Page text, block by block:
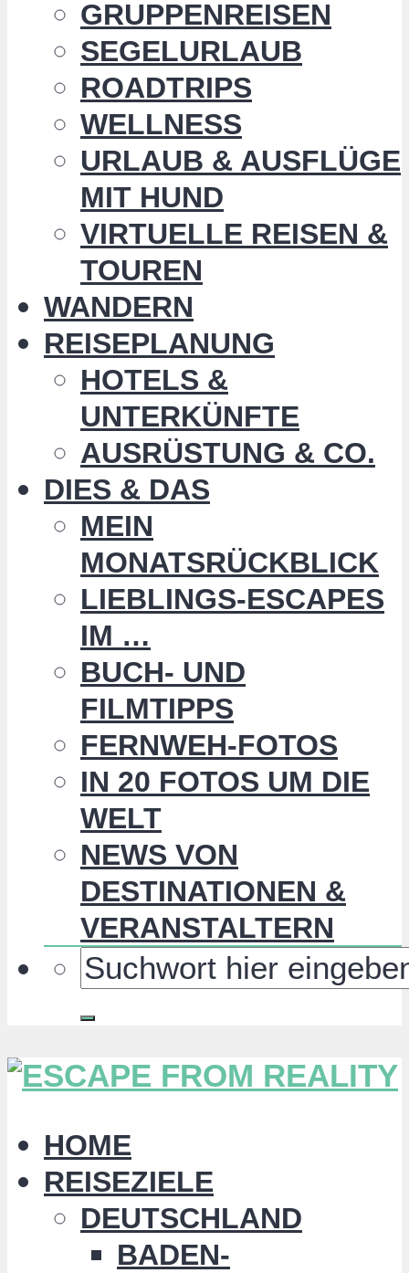
GRUPPENREISEN
SEGELURLAUB
ROADTRIPS
WELLNESS
URLAUB & AUSFLÜGE
MIT HUND
VIRTUELLE REISEN &
TOUREN
WANDERN
REISEPLANUNG
HOTELS &
UNTERKÜNFTE
AUSRÜSTUNG & CO.
DIES & DAS
MEIN
MONATSRÜCKBLICK
LIEBLINGS-ESCAPES
IM …
BUCH- UND
FILMTIPPS
FERNWEH-FOTOS
IN 20 FOTOS UM DIE
WELT
NEWS VON
DESTINATIONEN &
VERANSTALTERN
HOME
REISEZIELE
DEUTSCHLAND
BADEN-